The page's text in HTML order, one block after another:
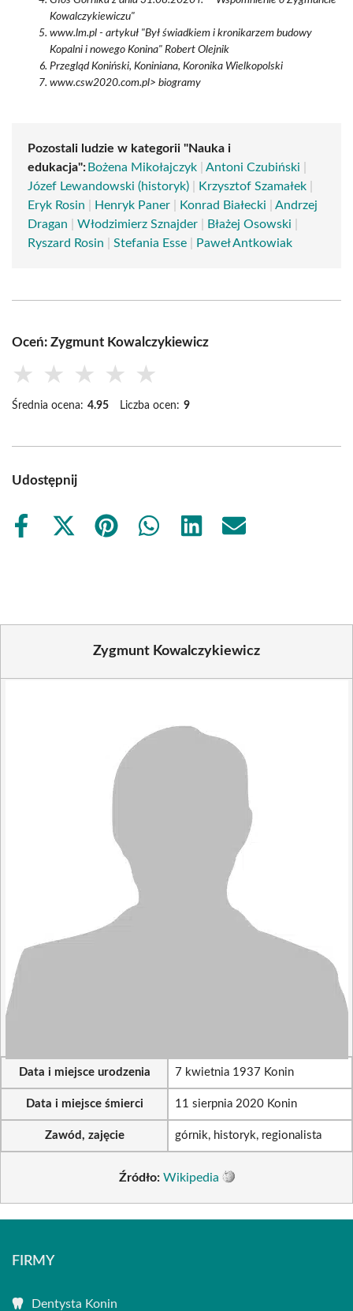
Kowalczykiewiczu"
www.lm.pl - artykuł "Był świadkiem i kronikarzem budowy
Kopalni i nowego Konina" Robert Olejnik
Przegląd Koniński, Koniniana, Koronika Wielkopolski
www.csw2020.com.pl> biogramy
Pozostali ludzie w kategorii "Nauka i
edukacja": Bożena Mikołajczyk Antoni Czubiński
Józef Lewandowski (historyk)
Krzysztof Szamałek
Eryk Rosin
Henryk Paner Konrad Białecki
Andrzej
Dragan
Włodzimierz Sznajder Błażej Osowski
Ryszard Rosin
Stefania Esse Paweł Antkowiak
Oceń: Zygmunt Kowalczykiewicz
★ ★ ★ ★ ★
Średnia ocena: 4.95 Liczba ocen: 9
Udostępnij
Share
Share
Share
Share
Share
Share
Zygmunt Kowalczykiewicz
Data i miejsce urodzenia 7 kwietnia 1937 Konin
Data i miejsce śmierci 11 sierpnia 2020 Konin
Zawód, zajęcie górnik, historyk, regionalista
Źródło: Wikipedia
FIRMY
Dentysta Konin